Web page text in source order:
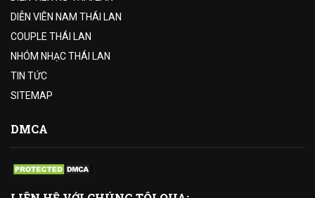
DIỄN VIÊN NAM THÁI LAN
COUPLE THÁI LAN
NHÓM NHẠC THÁI LAN
TIN TỨC
SITEMAP
DMCA